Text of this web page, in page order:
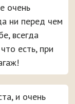
очень
ни перед чем
всегда
есть, при
и очень